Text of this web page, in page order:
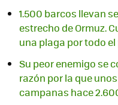
1.500 barcos llevan
estrecho de Ormuz.
una plaga por todo
Su peor enemigo se
razón por la que
campanas hace